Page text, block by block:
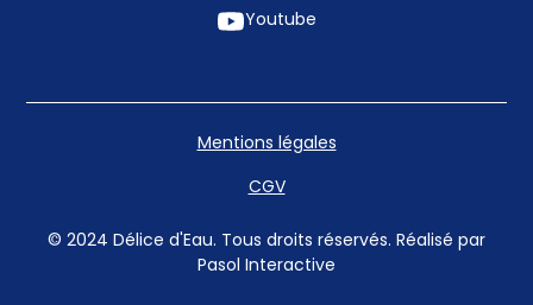
Youtube
© 2024 Délice d'Eau. Tous droits réservés. Réalisé par
Pasol Interactive
Mentions légales
CGV